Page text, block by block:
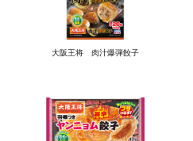
大阪王将 肉汁爆弾餃子